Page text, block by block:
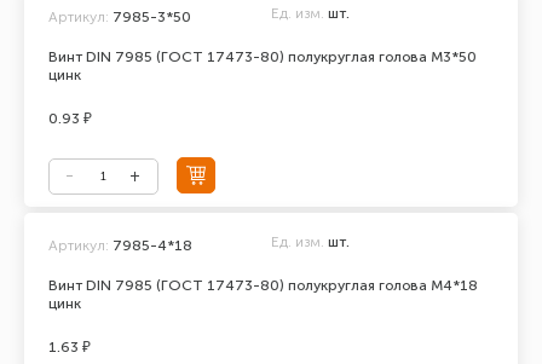
Винт DIN 7985 (ГОСТ 17473-80) полукруглая голова М3*50
цинк
Артикул: 7985-3*50 Ед. изм. шт.
0.93 ₽
Винт DIN 7985 (ГОСТ 17473-80) полукруглая голова М4*18
цинк
Артикул: 7985-4*18 Ед. изм. шт.
1.63 ₽